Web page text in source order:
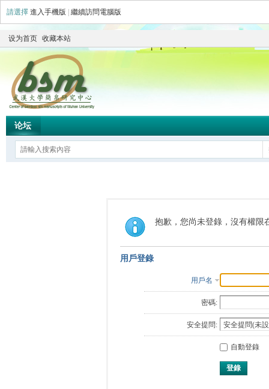
請選擇 進入手機版 繼續訪問電腦版
设为首页 收藏本站
论坛
抱歉，您尚未登錄，沒有權限
用戶登錄
用戶名
密碼:
安全提問:
自動登錄
登錄